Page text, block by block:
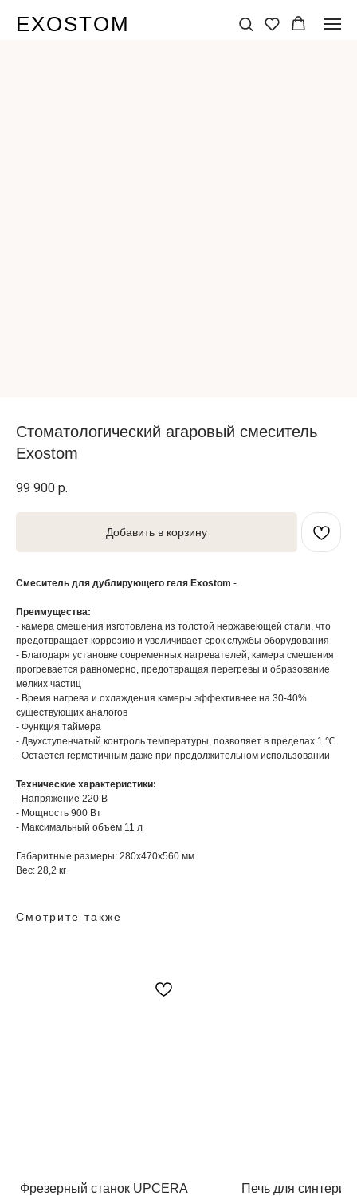
EXOSTOM
Стоматологический агаровый смеситель
Exostom
99 900 р.
Добавить в корзину
Смеситель для дублирующего геля Exostom -
Преимущества:
- камера смешения изготовлена из толстой нержавеющей стали, что
предотвращает коррозию и увеличивает срок службы оборудования
- Благодаря установке современных нагревателей, камера смешения
прогревается равномерно, предотвращая перегревы и образование
мелких частиц
- Время нагрева и охлаждения камеры эффективнее на 30-40%
существующих аналогов
- Функция таймера
- Двухступенчатый контроль температуры, позволяет в пределах 1 ℃
- Остается герметичным даже при продолжительном использовании
Технические характеристики:
- Напряжение 220 В
- Мощность 900 Вт
- Максимальный объем 11 л
Габаритные размеры: 280х470х560 мм
Вес: 28,2 кг
Смотрите также
Фрезерный станок UPCERA
Печь для